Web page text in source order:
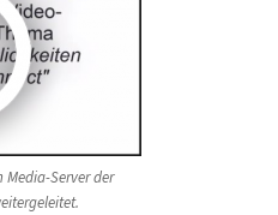
Media-Server der